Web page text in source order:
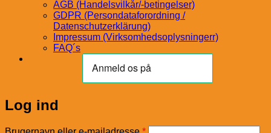
AGB (Handelsvilkår/-betingelser)
GDPR (Persondataforordning /
Datenschutzerklärung)
Impressum (Virksomhedsoplysningerr)
FAQ´s
Log ind
Påkrævet